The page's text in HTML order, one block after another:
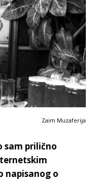
Zaim Muzaferija
sam prilično
napisanog o